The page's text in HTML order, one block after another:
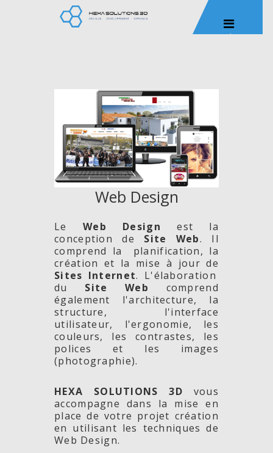
Web Design
Le Web Design est la
conception de Site Web. Il
comprend la planification, la
création et la mise à jour de
Sites Internet. L'élaboration
du Site Web comprend
également l'architecture, la
structure, l'interface
utilisateur, l'ergonomie, les
couleurs, les contrastes, les
polices et les images
(photographie).
HEXA SOLUTIONS 3D vous
accompagne dans la mise en
place de votre projet création
en utilisant les techniques de
Web Design.